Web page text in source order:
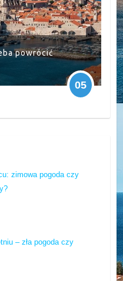
powrócić
05
zimowa pogoda czy
– zła pogoda czy